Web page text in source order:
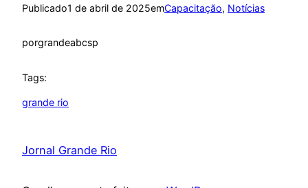
Publicado1 de abril de 2025emCapacitação, Notícias
porgrandeabcsp
Tags:
grande rio
Jornal Grande Rio